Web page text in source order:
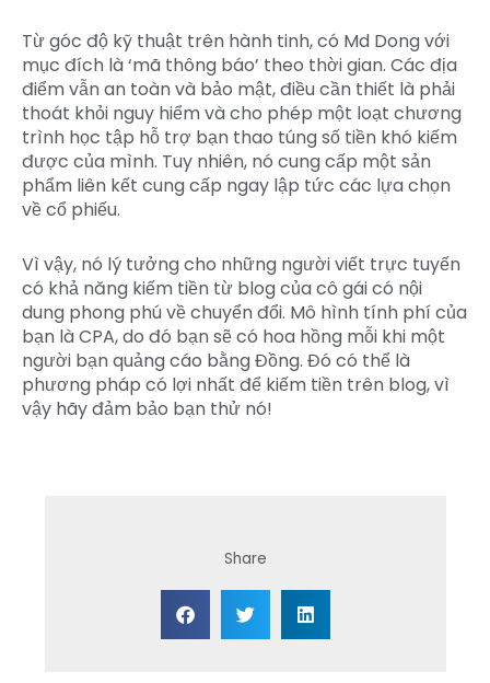
Từ góc độ kỹ thuật trên hành tinh, có Md Dong với
mục đích là ‘mã thông báo’ theo thời gian. Các địa
điểm vẫn an toàn và bảo mật, điều cần thiết là phải
thoát khỏi nguy hiểm và cho phép một loạt chương
trình học tập hỗ trợ bạn thao túng số tiền khó kiếm
được của mình. Tuy nhiên, nó cung cấp một sản
phẩm liên kết cung cấp ngay lập tức các lựa chọn
về cổ phiếu.
Vì vậy, nó lý tưởng cho những người viết trực tuyến
có khả năng kiếm tiền từ blog của cô gái có nội
dung phong phú về chuyển đổi. Mô hình tính phí của
bạn là CPA, do đó bạn sẽ có hoa hồng mỗi khi một
người bạn quảng cáo bằng Đồng. Đó có thể là
phương pháp có lợi nhất để kiếm tiền trên blog, vì
vậy hãy đảm bảo bạn thử nó!
Share